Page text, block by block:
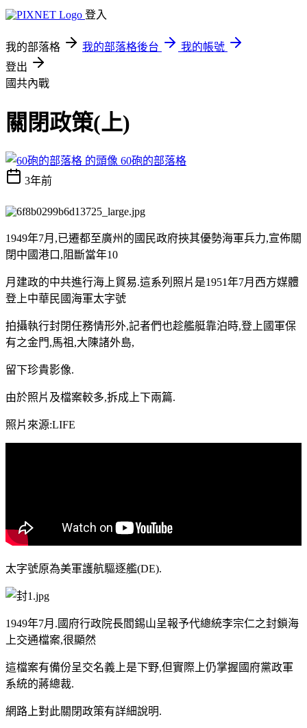
登入
我的部落格 我的部落格後台
我的帳號
登出
國共內戰
關閉政策(上)
60砲的部落格
3年前
1949年7月,已遷都至廣州的國民政府挾其優勢海軍兵力,宣佈關
閉中國港口,阻斷當年10
月建政的中共進行海上貿易.這系列照片是1951年7月西方媒體
登上中華民國海軍太字號
拍攝執行封閉任務情形外,記者們也趁艦艇靠泊時,登上國軍保
有之金門,馬祖,大陳諸外島,
留下珍貴影像.
由於照片及檔案較多,拆成上下兩篇.
照片來源:LIFE
太字號原為美軍護航驅逐艦(DE).
1949年7月.國府行政院長閻錫山呈報予代總統李宗仁之封鎖海
上交通檔案,很顯然
這檔案有備份呈交名義上是下野,但實際上仍掌握國府黨政軍
系統的蔣總裁.
網路上對此關閉政策有詳細說明.